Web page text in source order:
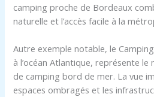
camping proche de Bordeaux
naturelle et l’accès facile à la
Autre exemple notable, le
à l’océan Atlantique, représente
de camping bord de mer. La vue
espaces ombragés et les